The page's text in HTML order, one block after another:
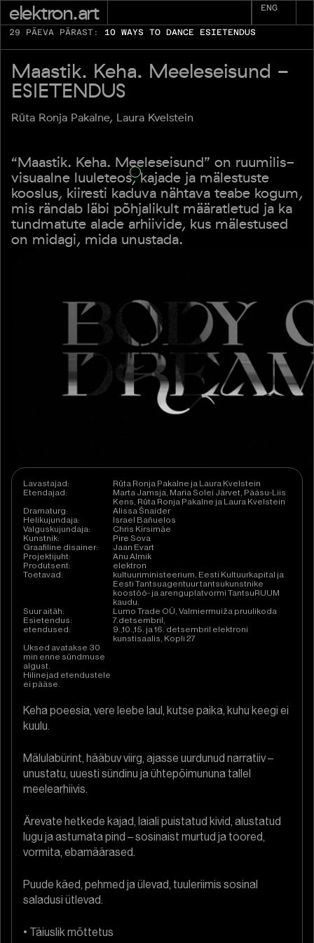
elektron.art ENG
29 PÄEVA PÄRAST: 10 WAYS TO DANCE ESIETENDUS
Maastik. Keha. Meeleseisund -
ESIETENDUS
Rūta Ronja Pakalne, Laura Kvelstein
“Maastik. Keha. Meeleseisund” on ruumilis-
visuaalne luuleteos, kajade ja mälestuste
kooslus, kiiresti kaduva nähtava teabe kogum,
mis rändab läbi põhjalikult määratletud ja ka
tundmatute alade arhiivide, kus mälestused
on midagi, mida unustada.
Lavastajad:
Rūta Ronja Pakalne ja Laura Kvelstein
Etendajad:
Marta Jamsja, Maria Solei Järvet, Pääsu-Liis
Kens, Rūta Ronja Pakalne ja Laura Kvelstein
Dramaturg:
Alissa Šnaider
Helikujundaja:
Israel Bañuelos
Valguskujundaja:
Chris Kirsimäe
Kunstnik:
Pire Sova
Graafiline disainer:
Jaan Evart
Projektijuht:
Anu Almik
Produtsent:
elektron
Toetavad:
kultuuriministeerium, Eesti Kultuurkapital ja
Eesti Tantsuagentuur tantsukunstnike
koostöö- ja arenguplatvormi TantsuRUUM
kaudu.
Suur aitäh:
Lumo Trade OÜ, Valmiermuiža pruulikoda
Esietendus:
7.detsembril,
etendused:
9.,10.,15. ja 16. detsembril elektroni
kunstisaalis, Kopli 27
Uksed avatakse 30
min enne sündmuse
algust.
Hilinejad etendustele
ei pääse.
Keha poeesia, vere leebe laul, kutse paika, kuhu keegi ei
kuulu.
Mälulabürint, hääbuv viirg, ajasse uurdunud narratiiv –
unustatu, uuesti sündinu ja ühtepõimununa tallel
meelearhiivis.
Ärevate hetkede kajad, laiali puistatud kivid, alustatud
lugu ja astumata pind – sosinaist murtud ja toored,
vormita, ebamäärased.
Puude käed, pehmed ja ülevad, tuuleriimis sosinal
saladusi ütlevad.
• Täiuslik mõttetus